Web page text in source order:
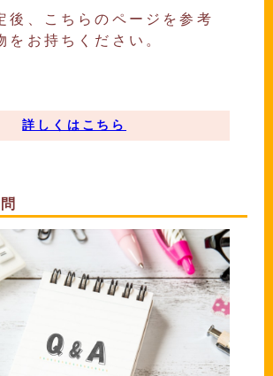
後、こちらのページを参考
をお持ちください。
詳しくはこちら